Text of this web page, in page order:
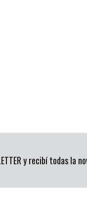
y recibí todas la